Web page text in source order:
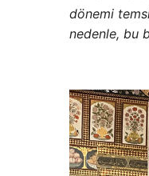
dönemi
nedenle, bu